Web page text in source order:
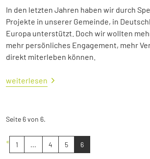
In den letzten Jahren haben wir durch
Projekte in unserer Gemeinde, in
Europa unterstützt. Doch wir wollten
mehr persönliches Engagement, mehr
direkt miterleben können.
weiterlesen
Seite 6 von 6.
« 1 ... 4 5 6